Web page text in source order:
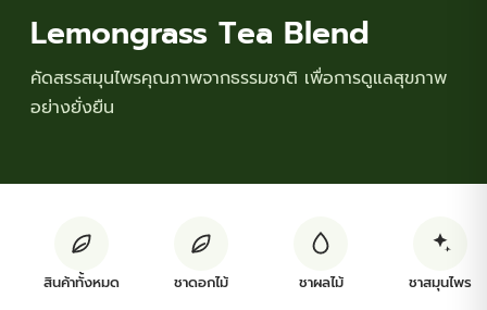
ต้นพันธุ์สมุนไพร
Lemongrass Tea Blend
คัดสรรสมุนไพรคุณภาพจากธรรมชาติ เพื่อการดูแลสุขภาพ
อย่างยั่งยืน
สินค้าทั้งหมด ชาดอกไม้ ชาผลไม้ ชาสมุนไพร